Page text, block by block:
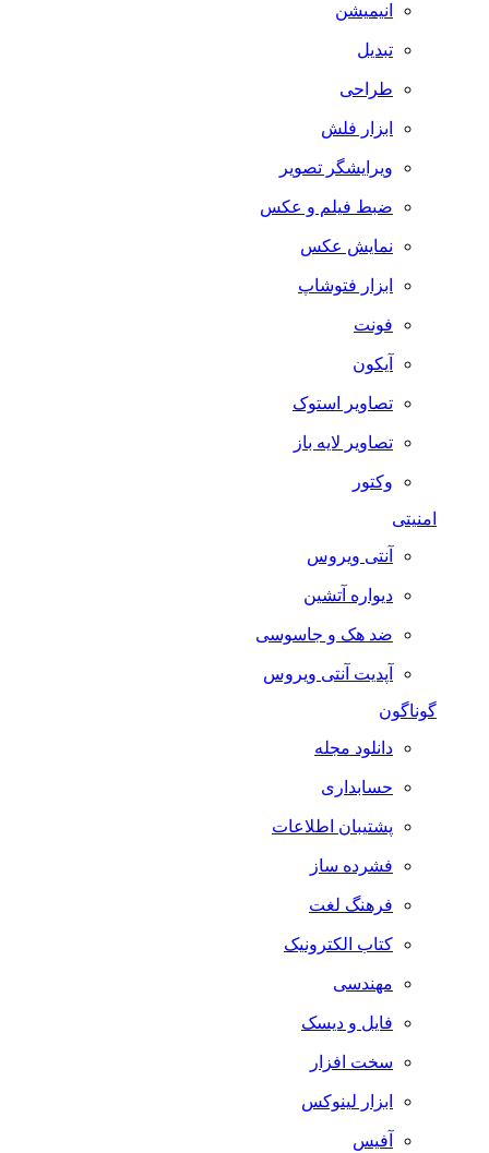
انیمیشن
تبدیل
طراحی
ابزار فلش
ویرایشگر تصویر
ضبط فيلم و عكس
نمایش عکس
ابزار فتوشاپ
فونت
آیکون
تصاویر استوک
تصاویر لایه باز
وکتور
امنیتی
آنتی ویروس
دیواره آتشین
ضد هک و جاسوسی
آپدیت آنتی ویروس
گوناگون
دانلود مجله
حسابداری
پشتیبان اطلاعات
فشرده ساز
فرهنگ لغت
کتاب الکترونیک
مهندسی
فایل و دیسک
سخت افزار
ابزار لینوکس
آفیس